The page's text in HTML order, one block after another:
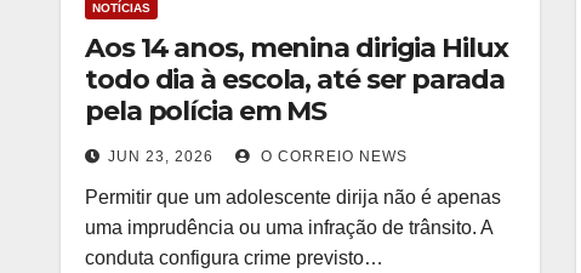
NOTÍCIAS
Aos 14 anos, menina dirigia Hilux
todo dia à escola, até ser parada
pela polícia em MS
JUN 23, 2026 O CORREIO NEWS
Permitir que um adolescente dirija não é apenas
uma imprudência ou uma infração de trânsito. A
conduta configura crime previsto…